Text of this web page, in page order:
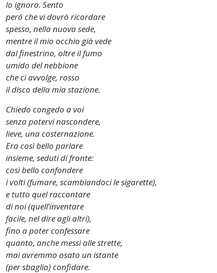
lo ignoro. Sento
peró che vi dovrò ricordare
spesso, nella nuova sede,
mentre il mio occhio già vede
dal finestrino, oltre il fumo
umido del nebbione
che ci avvolge, rosso
il disco della mia stazione.
Chiedo congedo a voi
senza potervi nascondere,
lieve, una costernazione.
Era così bello parlare
insieme, seduti di fronte:
così bello confondere
i volti (fumare, scambiandoci le sigarette),
e tutto quel raccontare
di noi (quell’inventare
facile, nel dire agli altri),
fino a poter confessare
quanto, anche messi alle strette,
mai avremmo osato un istante
(per sbaglio) confidare.